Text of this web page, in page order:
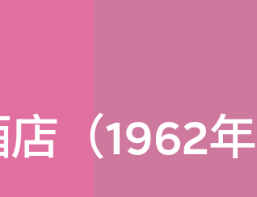
（1962